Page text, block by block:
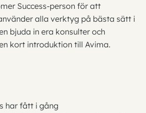
Success-person för att
alla verktyg på bästa sätt i
bjuda in era konsulter och
kort introduktion till Avima.
har fått i gång